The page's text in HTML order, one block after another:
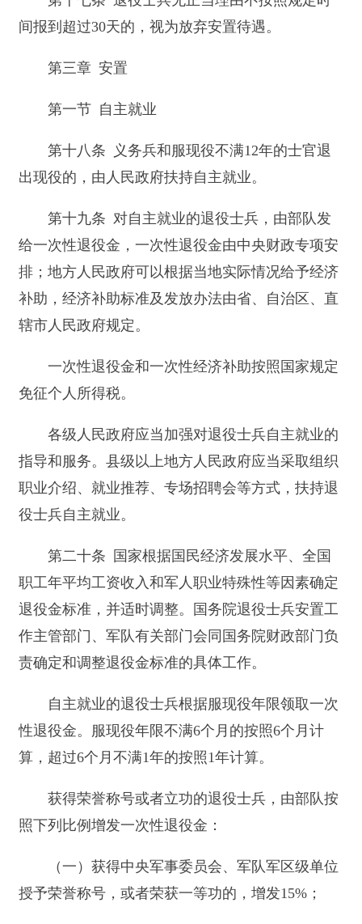
职业介绍、就业推荐、专场招聘会等方式，扶持退
役士兵自主就业。
第二十条 国家根据国民经济发展水平、全国
退役金标准，并适时调整。国务院退役士兵安置工
作主管部门、军队有关部门会同国务院财政部门负
性退役金。服现役年限不满6个月的按照6个月计
算，超过6个月不满1年的按照1年计算。
照下列比例增发一次性退役金：
授予荣誉称号，或者荣获一等功的，增发15%；
（三）荣获三等功的，增发5%。
多次获得荣誉称号或者立功的退役士兵，由部
退役金。
第二十一条 县级以上地方人民政府退役士兵
安置工作主管部门应当组织自主就业的退役士兵参
加职业教育和技能培训，经考试考核合格的，发给
相应的学历证书、职业资格证书并推荐就业。退役
士兵退役1年内参加职业教育和技能培训的，费用
参加职业教育和技能培训的，按照国家相关政策执
行。
自主就业退役士兵的职业教育和技能培训经费
列入县级以上人民政府财政预算。
第二十二条 各级人民政府举办的公共就业人
职业介绍和职业指导服务。